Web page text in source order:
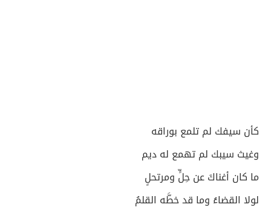
كأن سيفك لم تلمع بوراقه
وغيث سيبك لم تهمع له ديم
ما كان أغناكَ عن حِلٍّ ومرتحلٍ
لولا القضاءُ وما قد خطَّه القلمُ